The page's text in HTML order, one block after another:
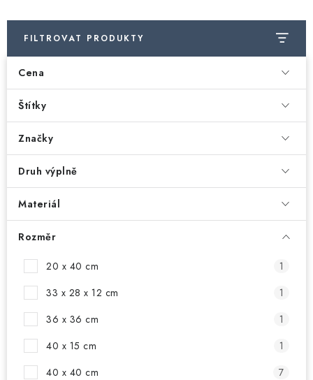
Doprava a platba Hodnocení obchodu
Moje objednávka
FAQ
FILTROVAT PRODUKTY
Cena
Štítky
Značky
Druh výplně
Materiál
Rozměr
20 x 40 cm
1
33 x 28 x 12 cm
1
36 x 36 cm
1
40 x 15 cm
1
40 x 40 cm
7